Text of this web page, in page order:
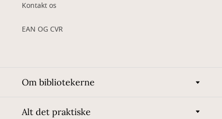
Kontakt os
EAN OG CVR
Om bibliotekerne
Alt det praktiske